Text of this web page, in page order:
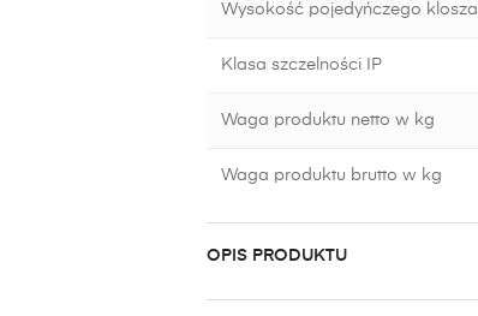
Wysokość pojedyńczego klosza
Klasa szczelności IP
Waga produktu netto w kg
Waga produktu brutto w kg
OPIS PRODUKTU